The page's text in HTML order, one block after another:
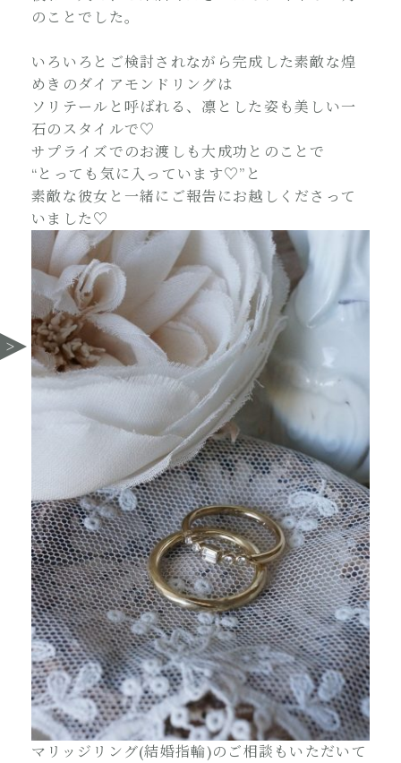
のことでした。
いろいろとご検討されながら完成した素敵な煌
めきのダイアモンドリングは
ソリテールと呼ばれる、凛とした姿も美しい一
石のスタイルで♡
サプライズでのお渡しも大成功とのことで
“とっても気に入っています♡”と
素敵な彼女と一緒にご報告にお越しくださって
いました♡
マリッジリング(結婚指輪)のご相談もいただいて